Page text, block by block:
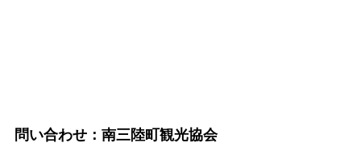
問い合わせ：南三陸町観光協会